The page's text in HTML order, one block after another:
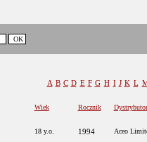
A B C D E F G H I J K L
Wiek Rocznik Dystrybutor
18 y.o. 1994 Aceo